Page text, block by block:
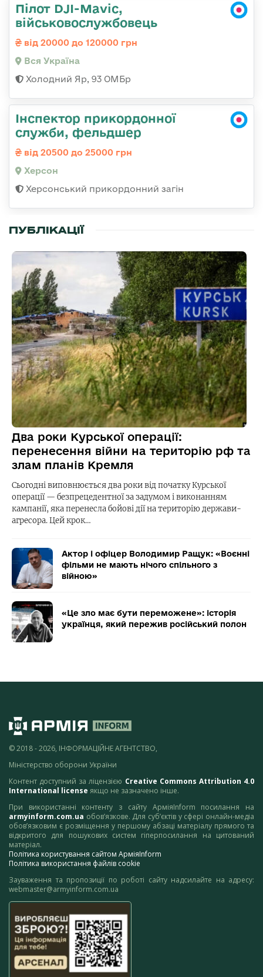
Пілот DJI-Mavic,
військовослужбовець
від 20000 до 120000 грн
Вся Україна
Холодний Яр, 93 ОМБр
Інспектор прикордонної
служби, фельдшер
від 20500 до 25000 грн
Херсон
Херсонський прикордонний загін
ПУБЛІКАЦІЇ
Два роки Курської операції:
перенесення війни на територію рф та
злам планів Кремля
Сьогодні виповнюється два роки від початку Курської
операції — безпрецедентної за задумом і виконанням
кампанії, яка перенесла бойові дії на територію держави-
агресора. Цей крок…
Актор і офіцер Володимир Ращук: «Воєнні
фільми не мають нічого спільного з
війною»
«Це зло має бути переможене»: історія
українця, який пережив російський полон
© 2018 - 2026, ІНФОРМАЦІЙНЕ АГЕНТСТВО,
Міністерство оборони України
Контент доступний за ліцензією Creative Commons Attribution 4.0
International license якщо не зазначено інше.
При використанні контенту з сайту АрміяInform посилання на
armyinform.com.ua обов’язкове. Для суб’єктів у сфері онлайн-медіа
обов’язковим є розміщення у першому абзаці матеріалу прямого та
відкритого для пошукових систем гіперпосилання на цитований
матеріал.
Політика користування сайтом АрміяInform
Політика використання файлів cookie
Зауваження та пропозиції по роботі сайту надсилайте на адресу:
webmaster@armyinform.com.ua